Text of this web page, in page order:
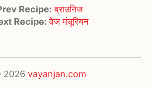
Recipe: ब्राउनिज
Recipe: वेज मंचूरियन
2026 vayanjan.com